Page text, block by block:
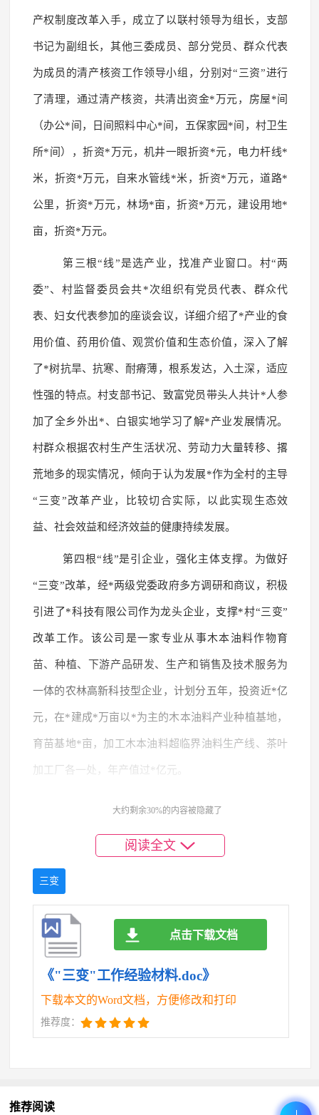
产权制度改革入手，成立了以联村领导为组长，支部
书记为副组长，其他三委成员、部分党员、群众代表
为成员的清产核资工作领导小组，分别对“三资”进行
了清理，通过清产核资，共清出资金*万元，房屋*间
（办公*间，日间照料中心*间，五保家园*间，村卫生
所*间），折资*万元，机井一眼折资*元，电力杆线*
米，折资*万元，自来水管线*米，折资*万元，道路*
公里，折资*万元，林场*亩，折资*万元，建设用地*
亩，折资*万元。
第三根“线”是选产业，找准产业窗口。村“两
委”、村监督委员会共*次组织有党员代表、群众代
表、妇女代表参加的座谈会议，详细介绍了*产业的食
用价值、药用价值、观赏价值和生态价值，深入了解
了*树抗旱、抗寒、耐瘠薄，根系发达，入土深，适应
性强的特点。村支部书记、致富党员带头人共计*人参
加了全乡外出*、白银实地学习了解*产业发展情况。
村群众根据农村生产生活状况、劳动力大量转移、撂
荒地多的现实情况，倾向于认为发展*作为全村的主导
“三变”改革产业，比较切合实际，以此实现生态效
益、社会效益和经济效益的健康持续发展。
第四根“线”是引企业，强化主体支撑。为做好
“三变”改革，经*两级党委政府多方调研和商议，积极
引进了*科技有限公司作为龙头企业，支撑*村“三变”
改革工作。该公司是一家专业从事木本油料作物育
苗、种植、下游产品研发、生产和销售及技术服务为
一体的农林高新科技型企业，计划分五年，投资近*亿
元，在*建成*万亩以*为主的木本油料产业种植基地，
育苗基地*亩，加工木本油料超临界油料生产线、茶叶
加工厂各一处，年产值过*亿元。
产业规划布局，20*年春秋两季，在*、*、*、*四个自
然村栽植*24*亩，覆盖了*户*人。采取“村集体+合作
社+农户”的发展模式，在*林下套种柴胡*亩。二是建
好“支部+三变+特色养殖”路子。组建*种养殖专业合作
社，与*户农户签订股份合作合同，发展野猪、黑猪养
棚*平米，办公区*平米。通过公司+村集体+农户的扶
大约剩余30%的内容被隐藏了
阅读全文
三变
《"三变"工作经验材料.doc》
下载本文的Word文档，方便修改和打印
推荐度：
点击下载文档
推荐阅读